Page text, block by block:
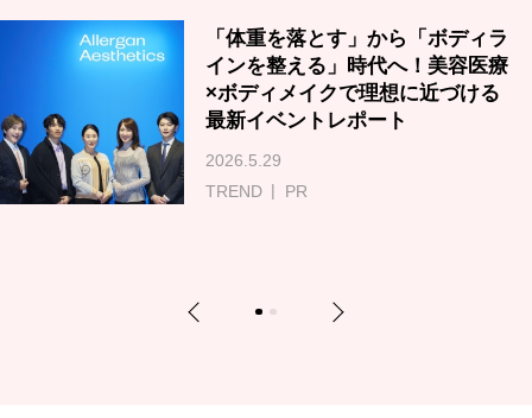
「体重を落とす」から「ボディラ
インを整える」時代へ！美容医療
×ボディメイクで理想に近づける
最新イベントレポート
2026.5.29
TREND
PR
Previous 1 2 Next